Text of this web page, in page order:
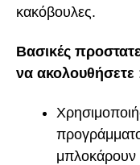
κακόβουλες.
Βασικές
να ακολουθήσετε
μπλοκάρουν